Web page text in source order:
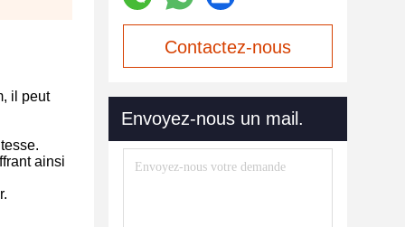
il peut
ainsi
Contactez-nous
Envoyez-nous un mail.